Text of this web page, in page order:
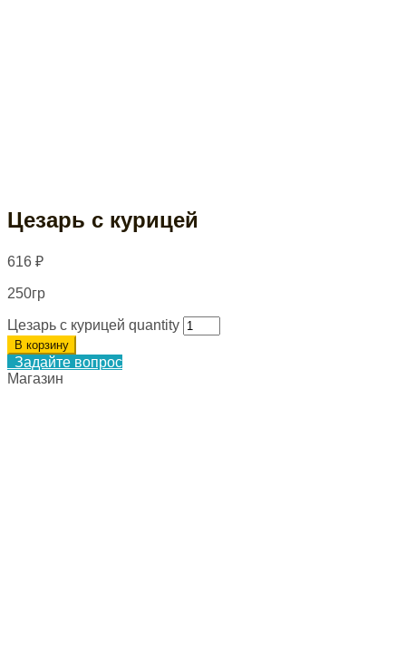
Цезарь с курицей
616 ₽
250гр
Цезарь с курицей quantity
В корзину
Задайте вопрос
Магазин